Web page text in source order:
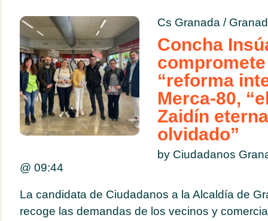
Cs Granada /
Concha
“reforma
Merca-80,
Zaidín
olvidado”
by Ciudadanos
@ 09:44
La candidata de Ciudadanos a la Alcaldía de
recoge las demandas de los vecinos y